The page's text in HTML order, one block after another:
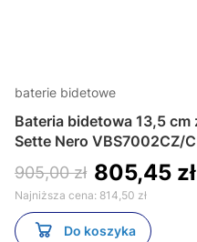
baterie bidetowe
Bateria bidetowa 13,5
Sette Nero VBS7002CZ/
905,00 zł 805,45 zł
Najniższa cena: 814,50 zł
Do koszyka